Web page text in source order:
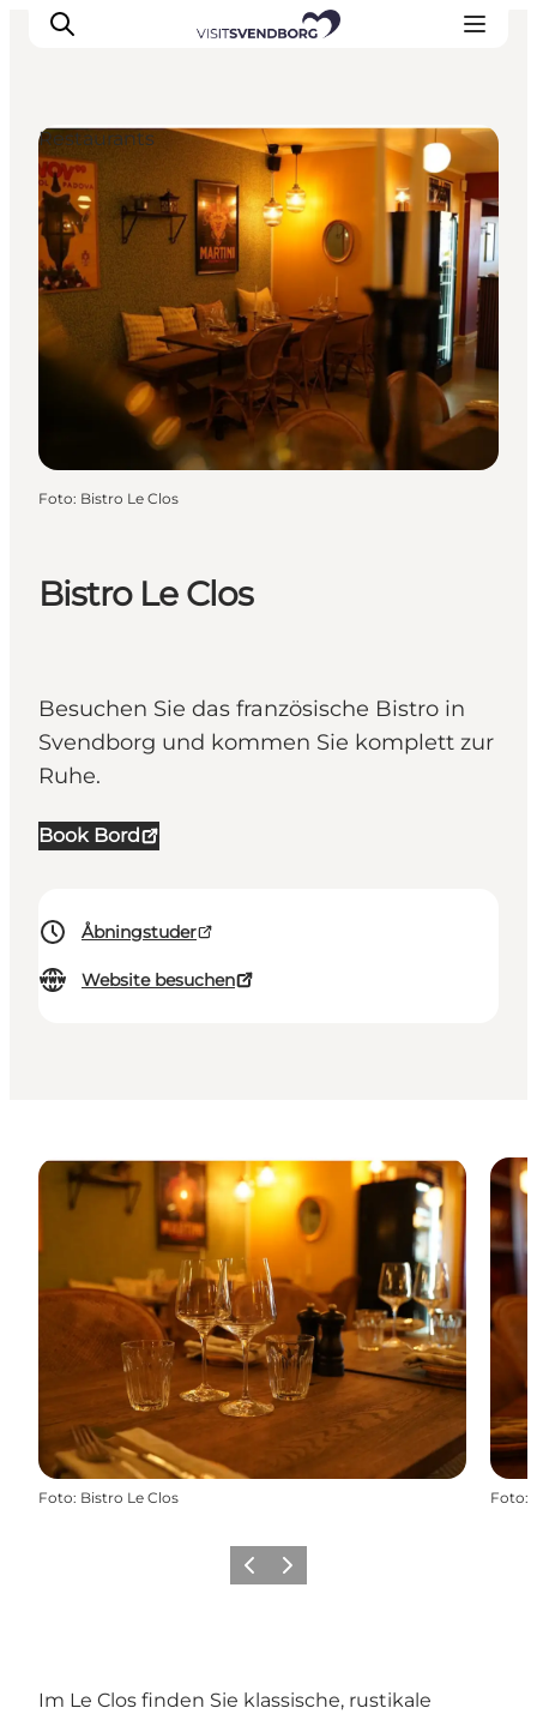
Veranstaltungen
Essen und Trinken
Shopping in Svendborg
Übernachtung
Den Urlaub planen
Bistro Le Clos
Besuchen Sie das französische Bistro in
Svendborg und kommen Sie komplett zur
Ruhe.
Book Bord
Åbningstuder
Website besuchen
Restaurants
Foto: Bistro Le Clos
Foto: Bistro Le Clos Foto:
Vorherige Folie
Nächste Folie
Im Le Clos finden Sie klassische, rustikale